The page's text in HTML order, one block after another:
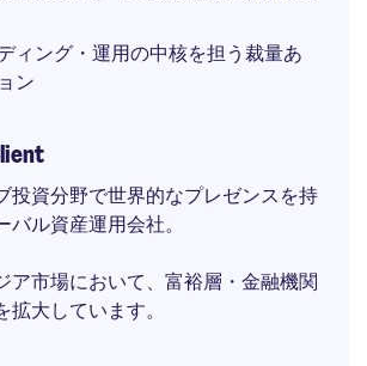
ィング・運用の中核を担う裁量あ
ン
投資分野で世界的なプレゼンスを持
ル資産運用会社。
ア市場において、富裕層・金融機関
拡大しています。